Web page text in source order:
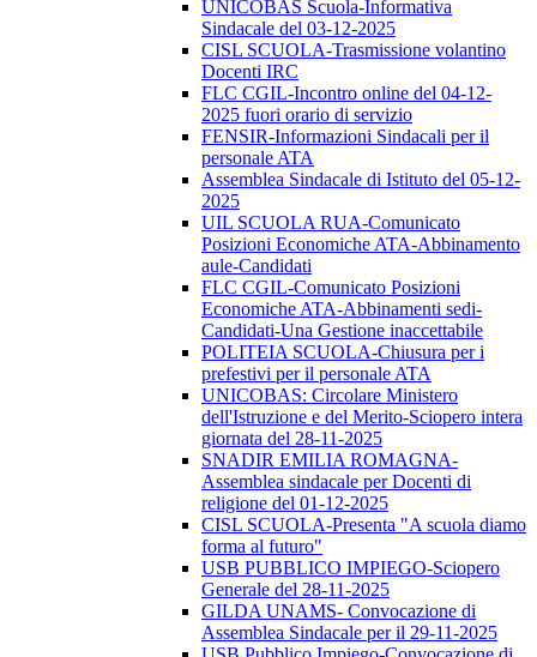
UNICOBAS Scuola-Informativa
Sindacale del 03-12-2025
CISL SCUOLA-Trasmissione volantino
Docenti IRC
FLC CGIL-Incontro online del 04-12-
2025 fuori orario di servizio
FENSIR-Informazioni Sindacali per il
personale ATA
Assemblea Sindacale di Istituto del 05-12-
2025
UIL SCUOLA RUA-Comunicato
Posizioni Economiche ATA-Abbinamento
aule-Candidati
FLC CGIL-Comunicato Posizioni
Economiche ATA-Abbinamenti sedi-
Candidati-Una Gestione inaccettabile
POLITEIA SCUOLA-Chiusura per i
prefestivi per il personale ATA
UNICOBAS: Circolare Ministero
dell'Istruzione e del Merito-Sciopero intera
giornata del 28-11-2025
SNADIR EMILIA ROMAGNA-
Assemblea sindacale per Docenti di
religione del 01-12-2025
CISL SCUOLA-Presenta "A scuola diamo
forma al futuro"
USB PUBBLICO IMPIEGO-Sciopero
Generale del 28-11-2025
GILDA UNAMS- Convocazione di
Assemblea Sindacale per il 29-11-2025